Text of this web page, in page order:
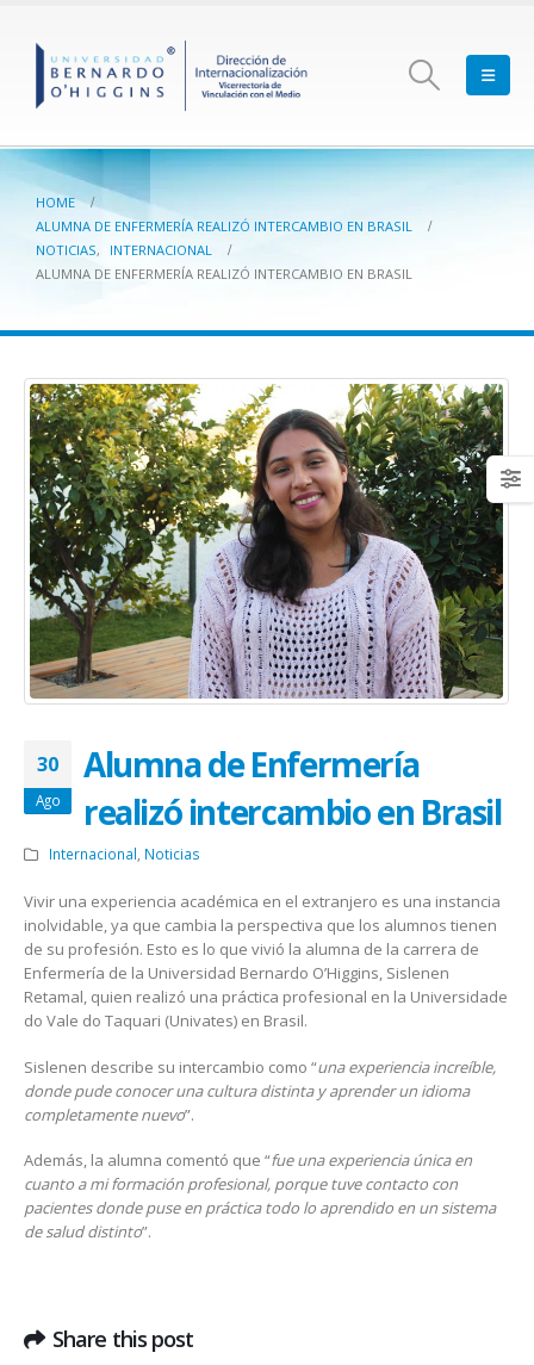
HOME
ALUMNA DE ENFERMERÍA REALIZÓ INTERCAMBIO EN BRASIL
NOTICIAS,
INTERNACIONAL
ALUMNA DE ENFERMERÍA REALIZÓ INTERCAMBIO EN BRASIL
30
Ago
Alumna de Enfermería
realizó intercambio en Brasil
Internacional Noticias
Vivir una experiencia académica en el extranjero es una instancia
inolvidable, ya que cambia la perspectiva que los alumnos tienen
de su profesión. Esto es lo que vivió la alumna de la carrera de
Enfermería de la Universidad Bernardo O’Higgins, Sislenen
Retamal, quien realizó una práctica profesional en la Universidade
do Vale do Taquari (Univates) en Brasil.
Sislenen describe su intercambio como “una experiencia increíble,
donde pude conocer una cultura distinta y aprender un idioma
completamente nuevo”.
Además, la alumna comentó que “fue una experiencia única en
cuanto a mi formación profesional, porque tuve contacto con
pacientes donde puse en práctica todo lo aprendido en un sistema
de salud distinto”.
Share this post